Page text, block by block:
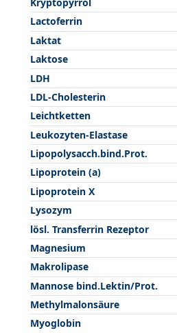
Lactoferrin
Laktat
Laktose
LDH
LDL-Cholesterin
Leichtketten
Leukozyten-Elastase
Lipopolysacch.bind.Prot.
Lipoprotein (a)
Lipoprotein X
Lysozym
lösl. Transferrin Rezeptor
Magnesium
Makrolipase
Mannose bind.Lektin/Prot.
Methylmalonsäure
Myoglobin